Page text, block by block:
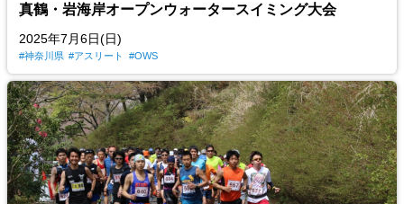
真鶴・岩海岸オープンウォータースイミング大会
2025年7月6日(日)
神奈川県 アスリート OWS